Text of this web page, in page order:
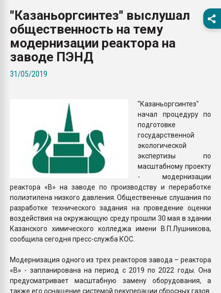
28.07.2026
ситуацией на
Всё, что касается
"Казаньоргсинтез" выслушал
общественность на тему
модернизации реактора на
заводе ПЭНД
31/05/2019
"Казаньоргсинтез"
начал процедуру по
подготовке
государственной
экологической
экспертизы по
масштабному проекту
- модернизации
реактора «В» на заводе по производству и переработке
полиэтилена низкого давления. Общественные слушания по
разработке технического задания на проведение оценки
воздействия на окружающую среду прошли 30 мая в здании
Казанского химического колледжа имени В.П.Лушникова,
сообщила сегодня пресс-служба КОС.
Модернизация одного из трех реакторов завода – реактора
«В» - запланирована на период с 2019 по 2022 годы. Она
предусматривает масштабную замену оборудования, а
также его оснащение системой рекуперации сбросных газов.